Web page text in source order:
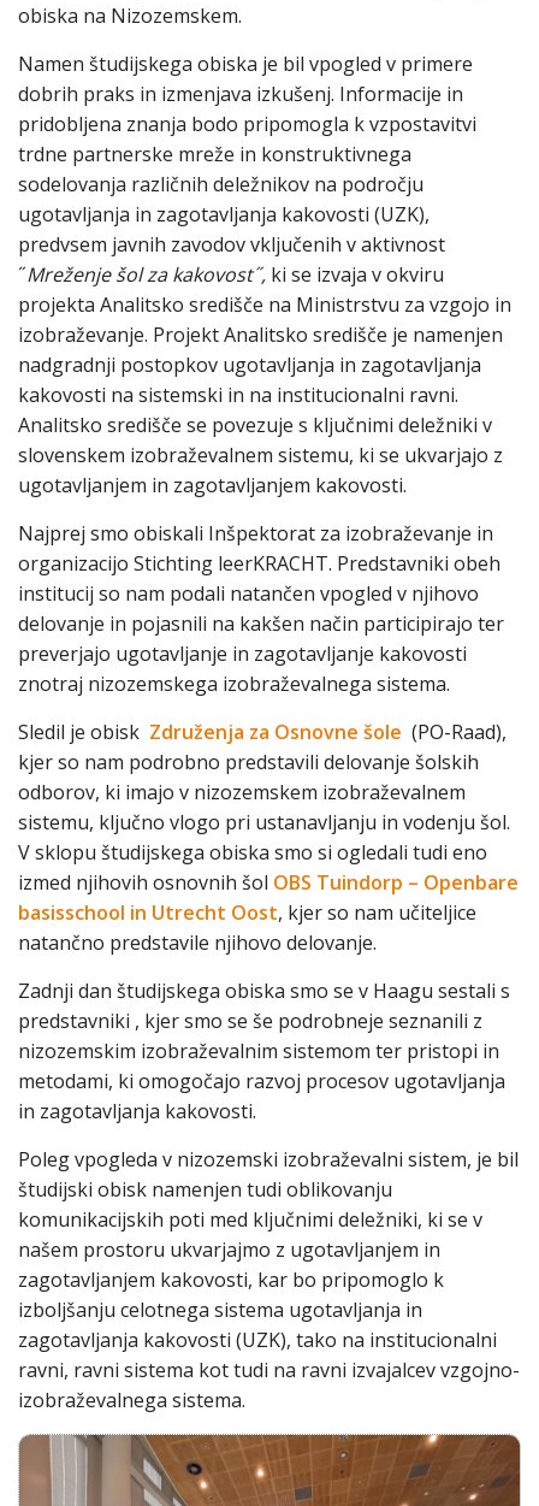
obiska na Nizozemskem.
Namen študijskega obiska je bil vpogled v primere
dobrih praks in izmenjava izkušenj. Informacije in
pridobljena znanja bodo pripomogla k vzpostavitvi
trdne partnerske mreže in konstruktivnega
sodelovanja različnih deležnikov na področju
ugotavljanja in zagotavljanja kakovosti (UZK),
predvsem javnih zavodov vključenih v aktivnost
˝Mreženje šol za kakovost˝, ki se izvaja v okviru
projekta Analitsko središče na Ministrstvu za vzgojo in
izobraževanje. Projekt Analitsko središče je namenjen
nadgradnji postopkov ugotavljanja in zagotavljanja
kakovosti na sistemski in na institucionalni ravni.
Analitsko središče se povezuje s ključnimi deležniki v
slovenskem izobraževalnem sistemu, ki se ukvarjajo z
ugotavljanjem in zagotavljanjem kakovosti.
Najprej smo obiskali Inšpektorat za izobraževanje in
organizacijo Stichting leerKRACHT. Predstavniki obeh
institucij so nam podali natančen vpogled v njihovo
delovanje in pojasnili na kakšen način participirajo ter
preverjajo ugotavljanje in zagotavljanje kakovosti
znotraj nizozemskega izobraževalnega sistema.
Sledil je obisk Združenja za Osnovne šole (PO-Raad),
kjer so nam podrobno predstavili delovanje šolskih
odborov, ki imajo v nizozemskem izobraževalnem
sistemu, ključno vlogo pri ustanavljanju in vodenju šol.
V sklopu študijskega obiska smo si ogledali tudi eno
izmed njihovih osnovnih šol OBS Tuindorp – Openbare
basisschool in Utrecht Oost, kjer so nam učiteljice
natančno predstavile njihovo delovanje.
Zadnji dan študijskega obiska smo se v Haagu sestali s
predstavniki , kjer smo se še podrobneje seznanili z
nizozemskim izobraževalnim sistemom ter pristopi in
metodami, ki omogočajo razvoj procesov ugotavljanja
in zagotavljanja kakovosti.
Poleg vpogleda v nizozemski izobraževalni sistem, je bil
študijski obisk namenjen tudi oblikovanju
komunikacijskih poti med ključnimi deležniki, ki se v
našem prostoru ukvarjajmo z ugotavljanjem in
zagotavljanjem kakovosti, kar bo pripomoglo k
izboljšanju celotnega sistema ugotavljanja in
zagotavljanja kakovosti (UZK), tako na institucionalni
ravni, ravni sistema kot tudi na ravni izvajalcev vzgojno-
izobraževalnega sistema.